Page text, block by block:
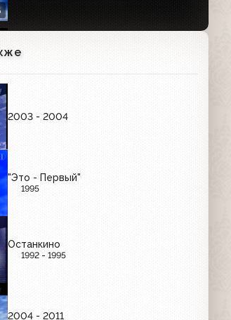
Далее (ОРТ, 26.02.2002) Фрагмент
2003 - 2004
"Это - Первый"
1995
Останкино
1992 - 1995
2004 - 2011